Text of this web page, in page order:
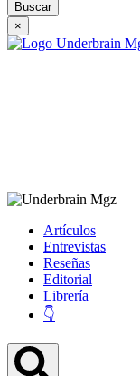
×
Artículos
Entrevistas
Reseñas
Editorial
Librería
👇